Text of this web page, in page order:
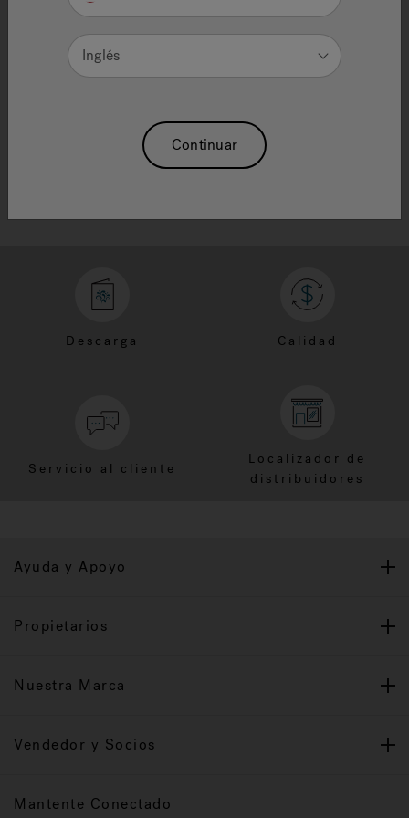
IMPORTANT FAX NUMBERS
Consumer Fax: (866) 588-0922
Order Entry Fax: (866) 426-0983
Chino Direct: 909-247-2551
Chino Direct: 909-247-2550
Chino Direct: 909-247-2551
Descarga Calidad
Servicio al cliente
Localizador de
distribuidores
Ayuda y Apoyo
Propietarios
Nuestra Marca
Vendedor y Socios
Mantente Conectado
Inglés
Continuar